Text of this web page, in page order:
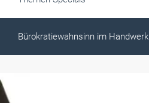
Bürokratiewahnsinn im Handwerk